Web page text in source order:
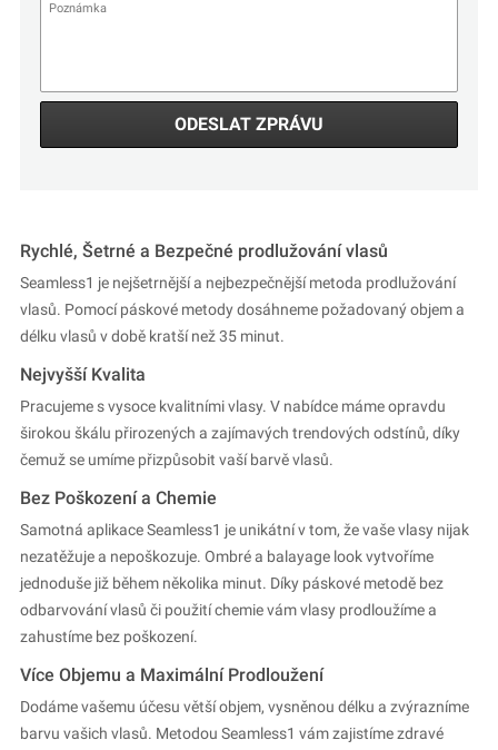
ODESLAT ZPRÁVU
Rychlé, Šetrné a Bezpečné prodlužování vlasů
Seamless1 je nejšetrnější a nejbezpečnější metoda prodlužování
vlasů. Pomocí páskové metody dosáhneme požadovaný objem a
délku vlasů v době kratší než 35 minut.
Nejvyšší Kvalita
Pracujeme s vysoce kvalitními vlasy. V nabídce máme opravdu
širokou škálu přirozených a zajímavých trendových odstínů, díky
čemuž se umíme přizpůsobit vaší barvě vlasů.
Bez Poškození a Chemie
Samotná aplikace Seamless1 je unikátní v tom, že vaše vlasy nijak
nezatěžuje a nepoškozuje. Ombré a balayage look vytvoříme
jednoduše již během několika minut. Díky páskové metodě bez
odbarvování vlasů či použití chemie vám vlasy prodloužíme a
zahustíme bez poškození.
Více Objemu a Maximální Prodloužení
Dodáme vašemu účesu větší objem, vysněnou délku a zvýrazníme
barvu vašich vlasů. Metodou Seamless1 vám zajistíme zdravé